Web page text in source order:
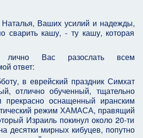
Ваших усилий и надежды,
сварить кашу, - ту кашу, которая
Вас разослать всем
ответ:
в еврейский праздник Симхат
отлично обученный, тщательно
прекрасно оснащенный иранским
режим ХАМАСА, правящий
Израиль покинул около 20-ти
десятки мирных кибуцев, попутно